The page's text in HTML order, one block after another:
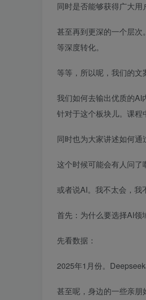
同时是否能够获得广大用
甚至再到更深的一个层
等深度转化。
等等，所以呢，我们的
我们如何去输出优质的
针对于这个板块儿。课
同时也为大家讲述如何
这个时候可能会有人问了
或者说AI。我不太会，我
首先：为什么要选择AI领
先看数据：
2025年1月份。
甚至呢，身边的一些亲